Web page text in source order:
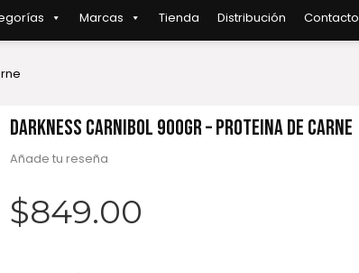
Marcas Tienda Distribución Contacto
DARKNESS CARNIBOL 900GR – PROTEÍNA DE CARNE
Añade tu reseña
$849.00